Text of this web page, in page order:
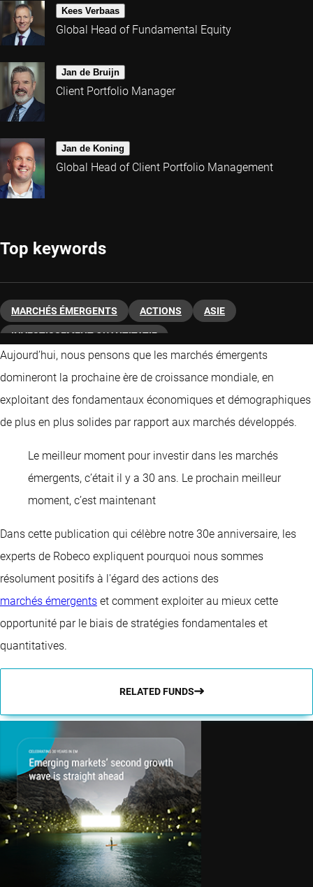
Kees Verbaas
Global Head of Fundamental Equity
Jan de Bruijn
Client Portfolio Manager
Jan de Koning
Global Head of Client Portfolio Management
Top keywords
MARCHÉS ÉMERGENTS ACTIONS ASIE
INVESTISSEMENT QUANTITATIF
Aujourd’hui, nous pensons que les marchés émergents
domineront la prochaine ère de croissance mondiale, en
exploitant des fondamentaux économiques et démographiques
de plus en plus solides par rapport aux marchés développés.
Le meilleur moment pour investir dans les marchés
émergents, c’était il y a 30 ans. Le prochain meilleur
moment, c’est maintenant
Dans cette publication qui célèbre notre 30e anniversaire, les
experts de Robeco expliquent pourquoi nous sommes
résolument positifs à l'égard des actions des
marchés émergents et comment exploiter au mieux cette
opportunité par le biais de stratégies fondamentales et
quantitatives.
RELATED FUNDS